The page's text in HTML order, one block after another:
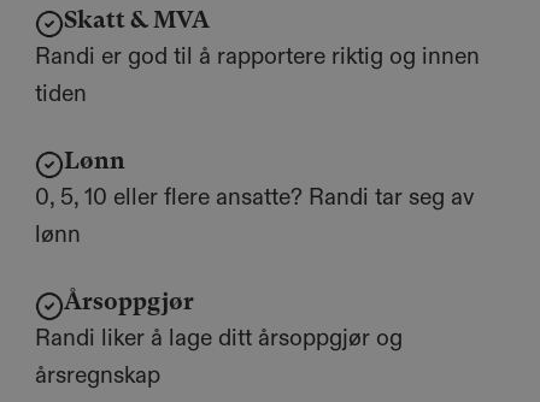
Skatt & MVA
Randi er god til å rapportere riktig og innen
tiden
Lønn
0, 5, 10 eller flere ansatte? Randi tar seg av
lønn
Årsoppgjør
Randi liker å lage ditt årsoppgjør og
årsregnskap